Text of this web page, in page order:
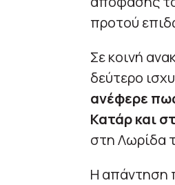
προτού
Σε κοινή
δεύτερο
ανέφερε
Κατάρ και
στη Λωρίδα
Η απάντηση